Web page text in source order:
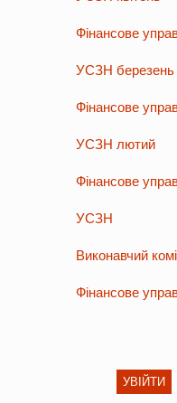
Фінансове
УСЗН березень
Фінансове
УСЗН лютий
Фінансове
УСЗН
Виконавчий
Фінансове
УВІЙТИ